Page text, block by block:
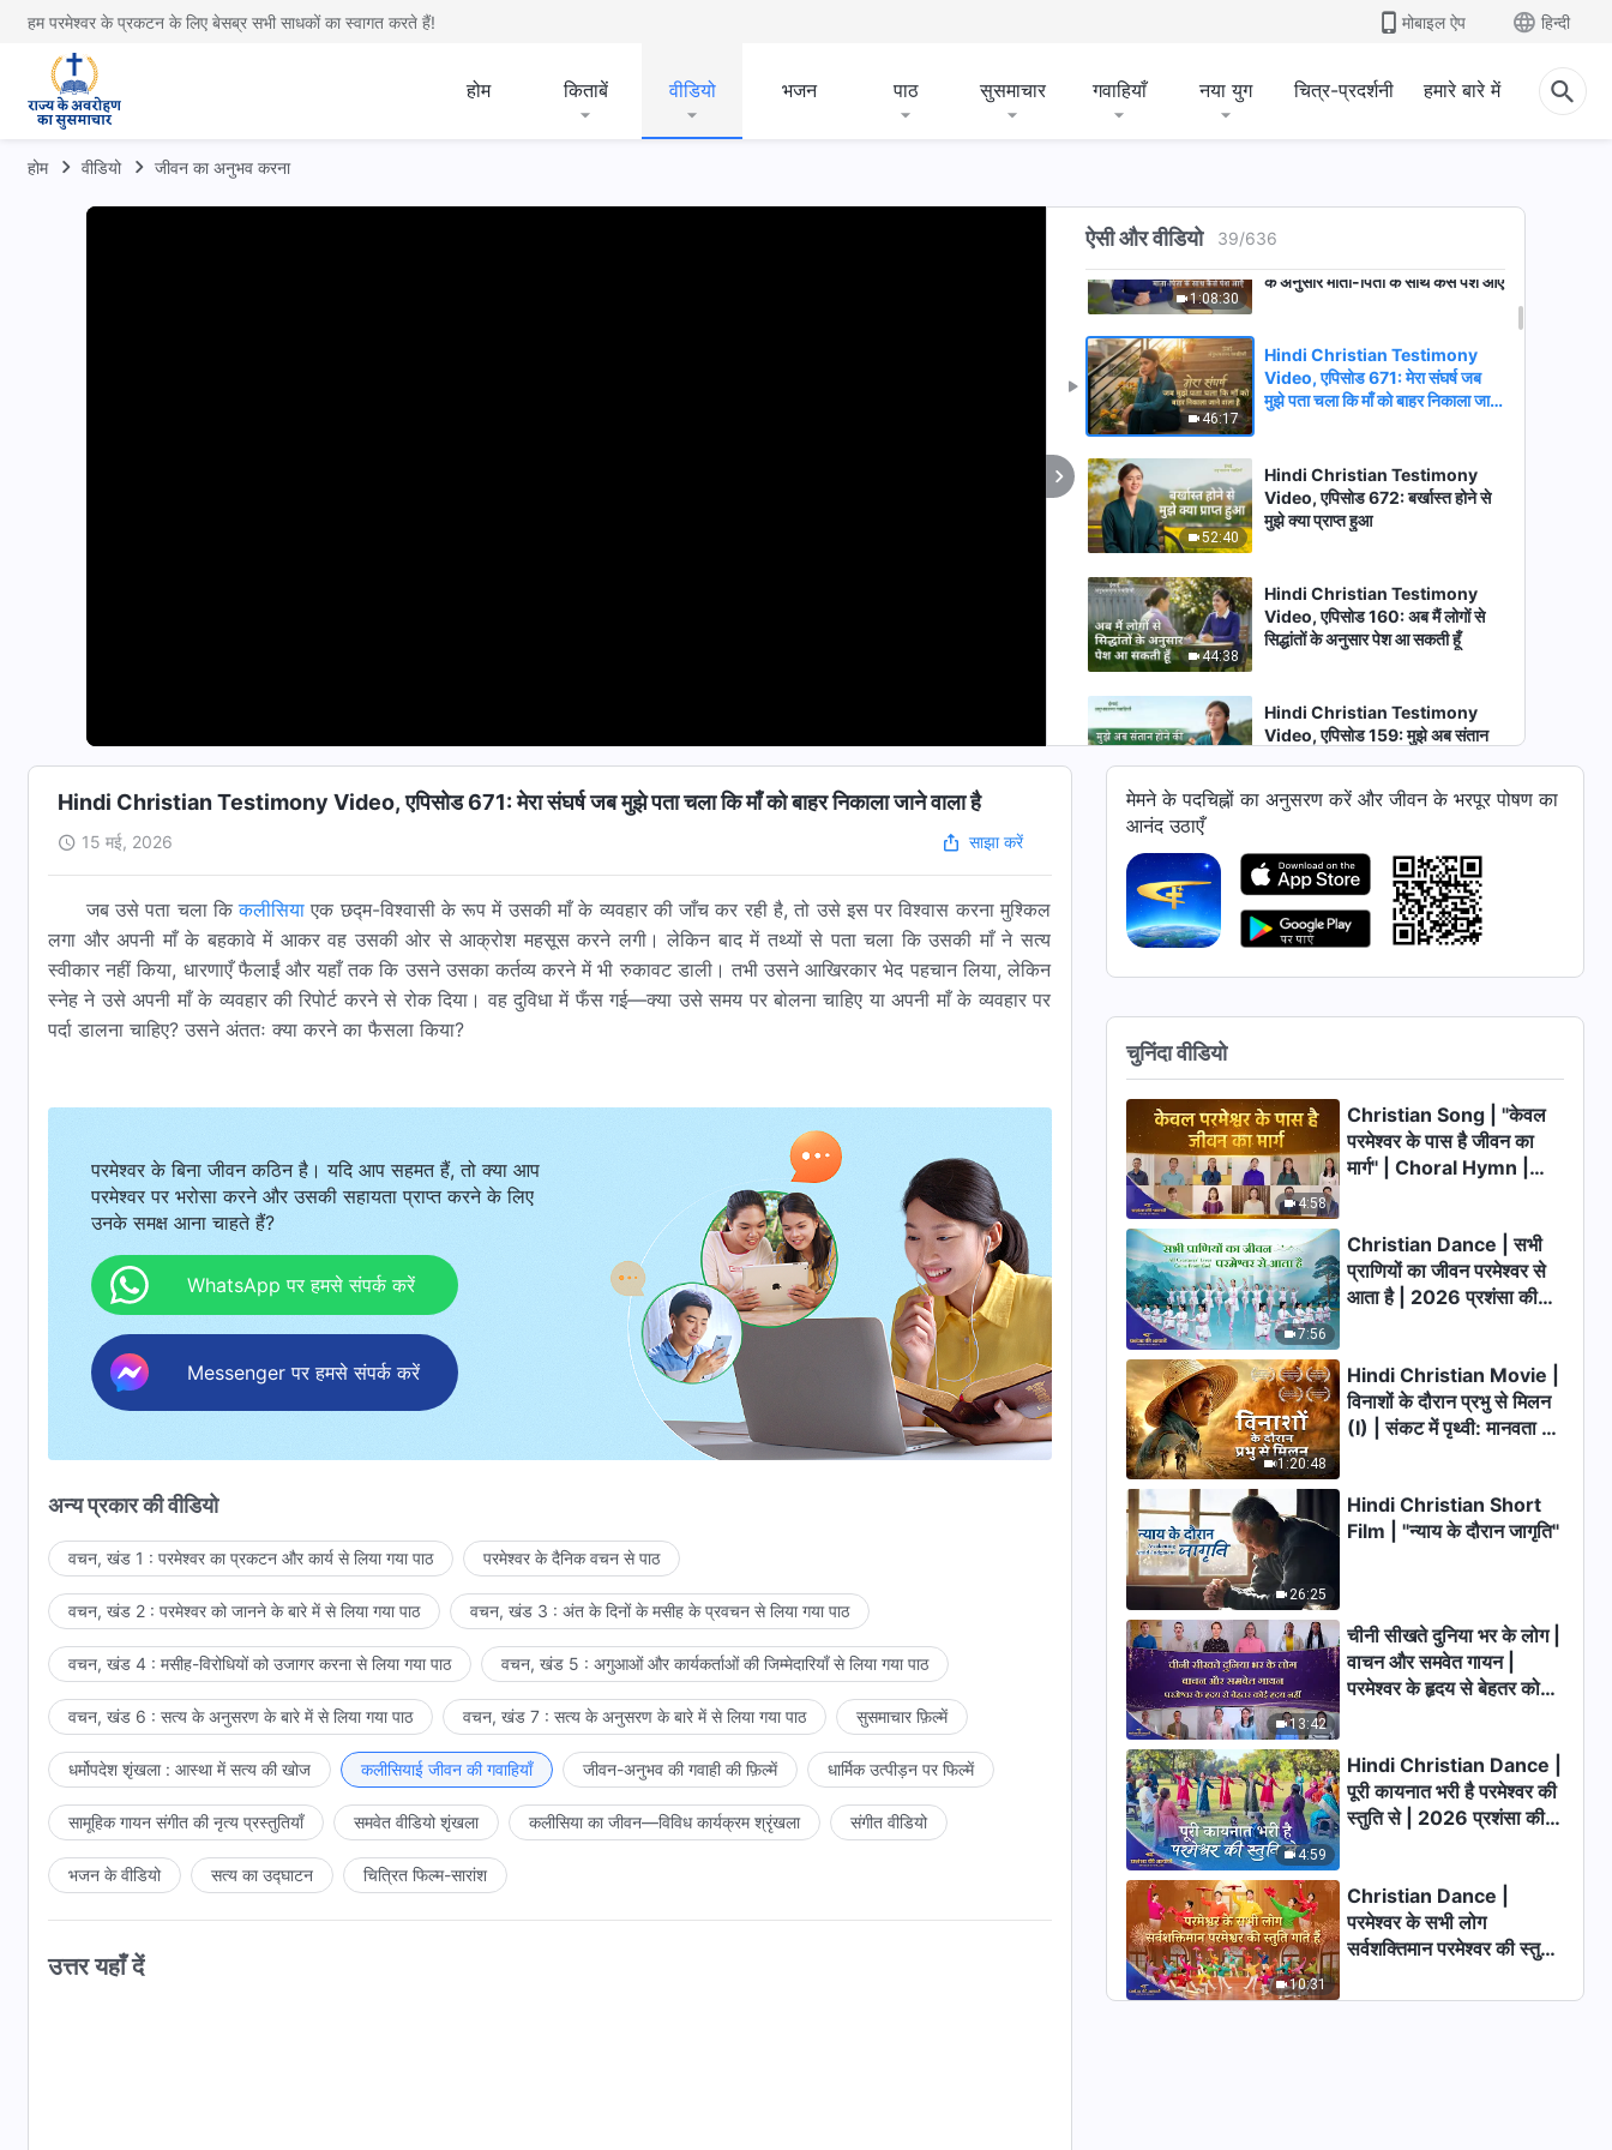
हम परमेश्वर के प्रकटन के लिए बेसब्र सभी साधकों का स्वागत करते हैं! मोबाइल ऐप हिन्दी
होम किताबें वीडियो भजन पाठ सुसमाचार गवाहियाँ नया युग चित्र-प्रदर्शनी हमारे बारे में
होम वीडियो जीवन का अनुभव करना
ऐसी और वीडियो 39/636
Video, एपिसोड 675: अपना कर्तव्य
1:08:30
Hindi Christian Testimony
के अनुसार माता-पिता के साथ कैसे पेश आएँ
46:17
Hindi Christian Testimony
Video, एपिसोड 671: मेरा संघर्ष जब
मुझे पता चला कि माँ को बाहर निकाला जाने
52:40
Hindi Christian Testimony
Video, एपिसोड 672: बर्खास्त होने से
मुझे क्या प्राप्त हुआ
44:38
Hindi Christian Testimony
Video, एपिसोड 160: अब मैं लोगों से
सिद्धांतों के अनुसार पेश आ सकती हूँ
Hindi Christian Testimony
Video, एपिसोड 159: मुझे अब संतान
Video, एपिसोड 670: मैंने परमेश्वर में
विश्वास के प्रति अपने गलत दृष्टिकोण सही
किए
40:00
Hindi Christian Testimony
Video, एपिसोड 669: क्या दूसरों के
तरीका है?
48:07
का चिंतन
45:32
Hindi Christian Testimony
Video, एपिसोड 667: अब मैं अपनी
कमजोर काबिलियत के कारण खुद से हार
नहीं मानती
55:33
Hindi Christian Testimony
Video, एपिसोड 666: मैं समझती हूँ कि
मैं बहुत ही स्वार्थी हूँ
Hindi Christian Testimony
Video, एपिसोड 665: मैंने छद्मवेश और
छल से खुद को नुकसान पहुँचाया
57:20
Hindi Christian Testimony
Video, एपिसोड 664: एक छोटी सी बात
ने मेरा असली स्वरूप प्रकट कर दिया
47:28
Hindi Christian Testimony
Video, एपिसोड 663: कर्तव्य से मुँह
मोड़ते समय मुझे क्या चिंता थी?
49:15
Hindi Christian Testimony
Video, एपिसोड 662: पिता द्वारा
देखरेख और सुरक्षा के साथ कैसे पेश आएँ
1:03:23
Hindi Christian Testimony
Video, एपिसोड 661: तथाकथित
आत्म-ज्ञान
Hindi Christian Testimony Video, एपिसोड 671: मेरा संघर्ष जब मुझे पता चला कि माँ को बाहर निकाला जाने वाला है
15 मई, 2026 साझा करें
जब उसे पता चला किकलीसिया एक छद्म-विश्वासी के रूप में उसकी माँ के व्यवहार की जाँच कर रही है, तो उसे इस पर विश्वास करना मुश्किल
लगा और अपनी माँ के बहकावे में आकर वह उसकी ओर से आक्रोश महसूस करने लगी। लेकिन बाद में तथ्यों से पता चला कि उसकी माँ ने सत्य
स्वीकार नहीं किया, धारणाएँ फैलाईं और यहाँ तक कि उसने उसका कर्तव्य करने में भी रुकावट डाली। तभी उसने आखिरकार भेद पहचान लिया, लेकिन
स्नेह ने उसे अपनी माँ के व्यवहार की रिपोर्ट करने से रोक दिया। वह दुविधा में फँस गई—क्या उसे समय पर बोलना चाहिए या अपनी माँ के व्यवहार पर
पर्दा डालना चाहिए? उसने अंततः क्या करने का फैसला किया?
परमेश्वर के बिना जीवन कठिन है। यदि आप सहमत हैं, तो क्या आप
परमेश्वर पर भरोसा करने और उसकी सहायता प्राप्त करने के लिए
उनके समक्ष आना चाहते हैं?
WhatsApp पर हमसे संपर्क करें
Messenger पर हमसे संपर्क करें
अन्य प्रकार की वीडियो
वचन, खंड 1 : परमेश्वर का प्रकटन और कार्य से लिया गया पाठ परमेश्वर के दैनिक वचन से पाठ
वचन, खंड 2 : परमेश्वर को जानने के बारे में से लिया गया पाठ वचन, खंड 3 : अंत के दिनों के मसीह के प्रवचन से लिया गया पाठ
वचन, खंड 4 : मसीह-विरोधियों को उजागर करना से लिया गया पाठ वचन, खंड 5 : अगुआओं और कार्यकर्ताओं की जिम्मेदारियाँ से लिया गया पाठ
वचन, खंड 6 : सत्य के अनुसरण के बारे में से लिया गया पाठ वचन, खंड 7 : सत्य के अनुसरण के बारे में से लिया गया पाठ सुसमाचार फ़िल्में
धर्मोपदेश शृंखला : आस्था में सत्य की खोज कलीसियाई जीवन की गवाहियाँ जीवन-अनुभव की गवाही की फ़िल्में धार्मिक उत्पीड़न पर फिल्में
सामूहिक गायन संगीत की नृत्य प्रस्तुतियाँ समवेत वीडियो शृंखला कलीसिया का जीवन—विविध कार्यक्रम श्रृंखला संगीत वीडियो
भजन के वीडियो सत्य का उद्घाटन चित्रित फिल्म-सारांश
उत्तर यहाँ दें
मेमने के पदचिह्नों का अनुसरण करें और जीवन के भरपूर पोषण का
आनंद उठाएँ
चुनिंदा वीडियो
4:58
Christian Song | "केवल
परमेश्वर के पास है जीवन का
मार्ग" | Choral Hymn |
7:56
Christian Dance | सभी
प्राणियों का जीवन परमेश्वर से
आता है | 2026 प्रशंसा की
1:20:48
Hindi Christian Movie |
विनाशों के दौरान प्रभु से मिलन
(I) | संकट में पृथ्वी: मानवता का
26:25
Hindi Christian Short
Film | "न्याय के दौरान जागृति"
13:42
चीनी सीखते दुनिया भर के लोग |
वाचन और समवेत गायन |
परमेश्वर के हृदय से बेहतर कोई
4:59
Hindi Christian Dance |
पूरी कायनात भरी है परमेश्वर की
स्तुति से | 2026 प्रशंसा की
10:31
Christian Dance |
परमेश्वर के सभी लोग
सर्वशक्तिमान परमेश्वर की स्तुति
आवाजें